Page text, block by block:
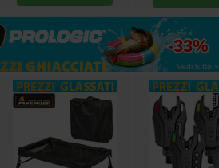
fino al
-33%
Vedi tutto »